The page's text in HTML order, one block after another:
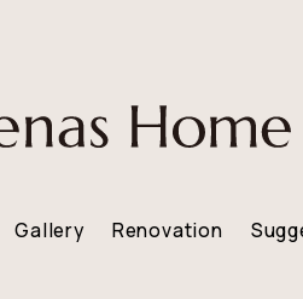
Gallery Renovation